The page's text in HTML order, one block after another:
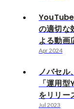
の適切な
よる動画
Apr 2024
ノバセル
「運用
をリリー
Jul 2023